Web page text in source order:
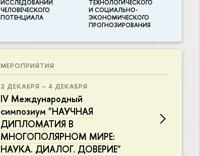
ИССЛЕДОВАНИЙ
ЧЕЛОВЕЧЕСКОГО
ПОТЕНЦИАЛА
ТЕХНОЛОГИЧЕСКОГО
И СОЦИАЛЬНО-
ЭКОНОМИЧЕСКОГО
ПРОГНОЗИРОВАНИЯ
МЕРОПРИЯТИЯ
2 ДЕКАБРЯ – 4 ДЕКАБРЯ
IV Международный
симпозиум "НАУЧНАЯ
ДИПЛОМАТИЯ В
МНОГОПОЛЯРНОМ МИРЕ:
НАУКА. ДИАЛОГ. ДОВЕРИЕ"